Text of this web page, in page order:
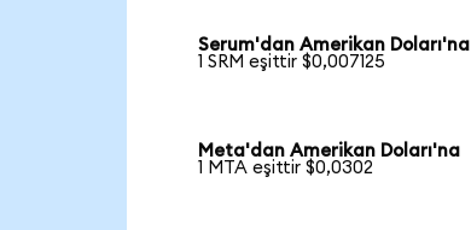
Serum'dan Amerikan Doları'na
1 SRM eşittir $0,007125
Meta'dan Amerikan Doları'na
1 MTA eşittir $0,0302